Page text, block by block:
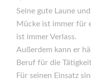
Seine gute Laune
Mücke ist immer für
ist immer Verlass.
Außerdem kann er
Beruf für die
Für seinen Einsatz